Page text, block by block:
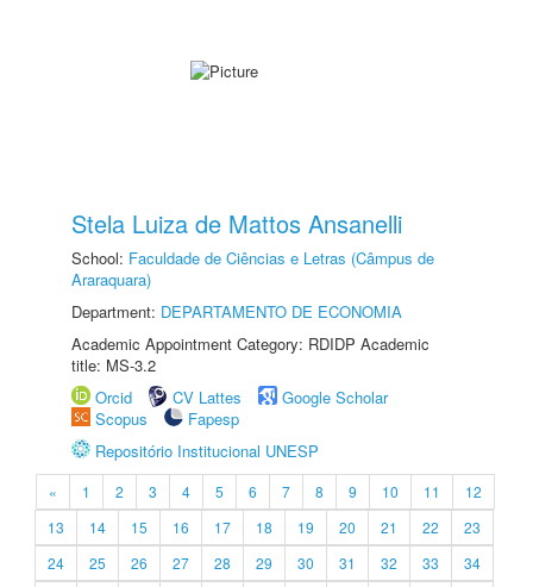
Stela Luiza de Mattos Ansanelli
School: Faculdade de Ciências e Letras (Câmpus de
Araraquara)
Department: DEPARTAMENTO DE ECONOMIA
Academic Appointment Category: RDIDP Academic
title: MS-3.2
Orcid
CV Lattes
Google Scholar
Scopus
Fapesp
Repositório Institucional UNESP
« 1 2 3 4 5 6 7 8 9 10 11
12
13
14 15 16 17 18 19 20 21 22
23
24
25 26 27 28 29 30 31 32 33
34